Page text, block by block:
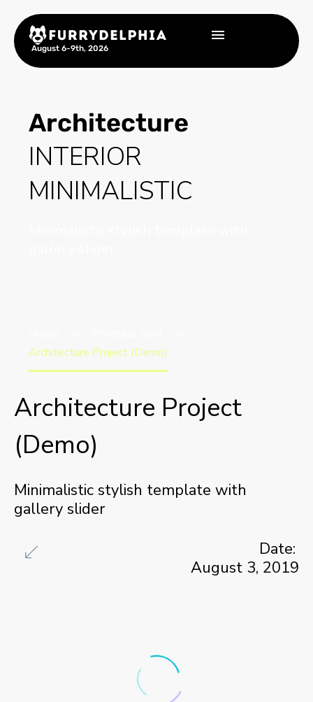
August 6-9th, 2026
Architecture
INTERIOR
MINIMALISTIC
Architecture Project (Demo)
Architecture Project
(Demo)
Minimalistic stylish template with
gallery slider
Date:
August 3, 2019